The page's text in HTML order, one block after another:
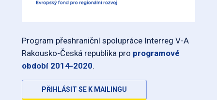
Program přeshraniční spolupráce Interreg V-A
Rakousko-Česká republika pro programové
období 2014-2020.
PŘIHLÁSIT SE K MAILINGU